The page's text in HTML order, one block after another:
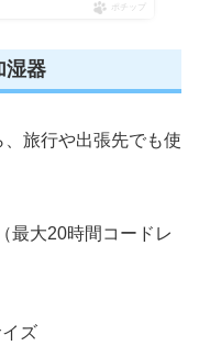
ポチップ
湿器
旅行や出張先でも使
（最大20時間コードレ
ズ